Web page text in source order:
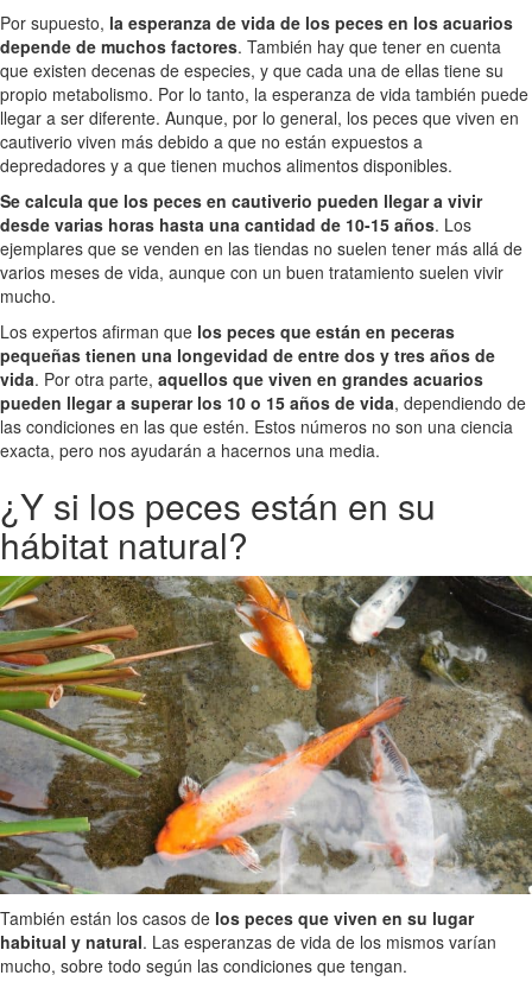
Por supuesto, la esperanza de vida de los peces en los acuarios
depende de muchos factores. También hay que tener en cuenta
que existen decenas de especies, y que cada una de ellas tiene su
propio metabolismo. Por lo tanto, la esperanza de vida también puede
llegar a ser diferente. Aunque, por lo general, los peces que viven en
cautiverio viven más debido a que no están expuestos a
depredadores y a que tienen muchos alimentos disponibles.
Se calcula que los peces en cautiverio pueden llegar a vivir
desde varias horas hasta una cantidad de 10-15 años. Los
ejemplares que se venden en las tiendas no suelen tener más allá de
varios meses de vida, aunque con un buen tratamiento suelen vivir
mucho.
Los expertos afirman que los peces que están en peceras
pequeñas tienen una longevidad de entre dos y tres años de
vida. Por otra parte, aquellos que viven en grandes acuarios
pueden llegar a superar los 10 o 15 años de vida, dependiendo de
las condiciones en las que estén. Estos números no son una ciencia
exacta, pero nos ayudarán a hacernos una media.
¿Y si los peces están en su
hábitat natural?
También están los casos de los peces que viven en su lugar
habitual y natural. Las esperanzas de vida de los mismos varían
mucho, sobre todo según las condiciones que tengan.